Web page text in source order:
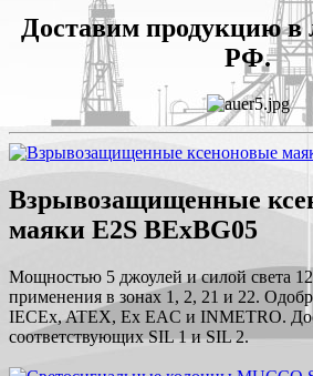
Доставим продукцию в
РФ.
Взрывозащищенные
маяки E2S BExBG05
Мощностью 5 джоулей и силой света
применения в зонах 1, 2, 21 и 22.
IECEx, ATEX, Ex EAC и INMETRO.
соответствующих SIL 1 и SIL 2.